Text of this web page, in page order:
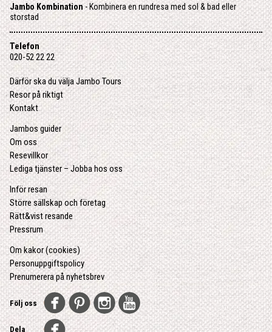
Jambo Kombination- Kombinera en rundresa med sol & bad eller
storstad
Telefon
020-52 22 22
Därför ska du välja Jambo Tours
Resor på riktigt
Kontakt
Jambos guider
Om oss
Resevillkor
Lediga tjänster – Jobba hos oss
Inför resan
Större sällskap och företag
Rätt&vist resande
Pressrum
Om kakor (cookies)
Personuppgiftspolicy
Prenumerera på nyhetsbrev
Följ oss
Dela